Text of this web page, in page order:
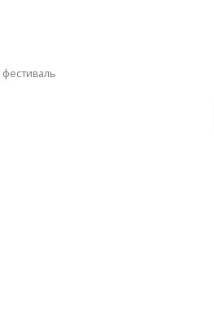
фестиваль